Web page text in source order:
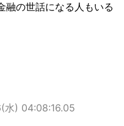
融の世話になる人もいる
) 04:08:16.05